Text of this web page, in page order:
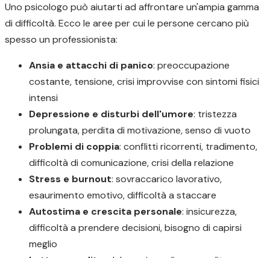
Uno psicologo può aiutarti ad affrontare un'ampia gamma
di difficoltà. Ecco le aree per cui le persone cercano più
spesso un professionista:
Ansia e attacchi di panico: preoccupazione
costante, tensione, crisi improvvise con sintomi fisici
intensi
Depressione e disturbi dell'umore: tristezza
prolungata, perdita di motivazione, senso di vuoto
Problemi di coppia: conflitti ricorrenti, tradimento,
difficoltà di comunicazione, crisi della relazione
Stress e burnout: sovraccarico lavorativo,
esaurimento emotivo, difficoltà a staccare
Autostima e crescita personale: insicurezza,
difficoltà a prendere decisioni, bisogno di capirsi
meglio